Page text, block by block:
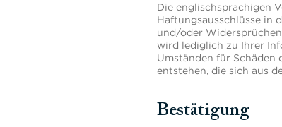
Die englischsprachigen
Haftungsausschlüsse in
und/oder
wird lediglich zu Ihrer
Umständen für Schäden
entstehen, die sich aus
Bestätigung